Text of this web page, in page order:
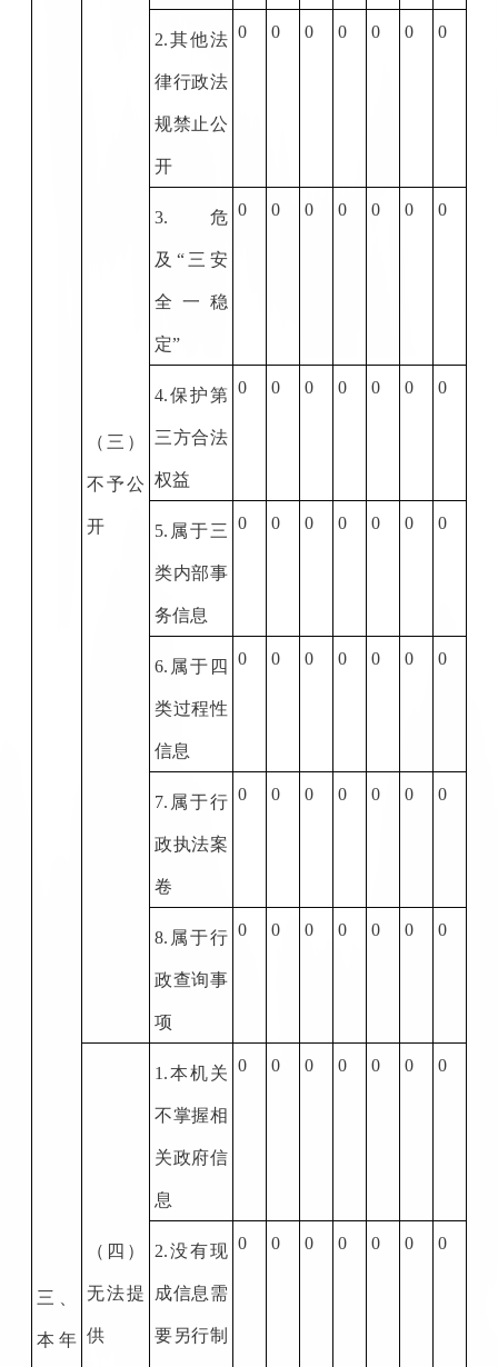
三、
本年
（三）
不予公
开
2.其他法
律行政法
规禁止公
开
0 0 0 0 0 0 0
3. 危
及 “三安
全一稳
定”
0 0 0 0 0 0 0
4.保护第
三方合法
权益
0 0 0 0 0 0 0
5. 属于三
类内部事
务信息
0 0 0 0 0 0 0
6. 属于四
类过程性
信息
0 0 0 0 0 0 0
7. 属于行
政执法案
卷
0 0 0 0 0 0 0
8. 属于行
政查询事
项
0 0 0 0 0 0 0
（四）
无法提
供
1.本机关
不掌握相
关政府信
息
0 0 0 0 0 0 0
2.没有现
成信息需
要另行制
0 0 0 0 0 0 0